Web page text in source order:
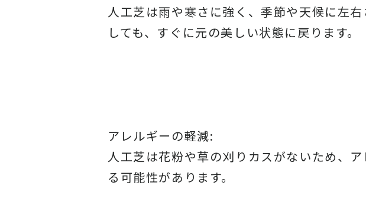
人工芝は雨や寒さに強く、季節や天候に左
しても、すぐに元の美しい状態に戻ります。
アレルギーの軽減:
人工芝は花粉や草の刈りカスがないため、
る可能性があります。